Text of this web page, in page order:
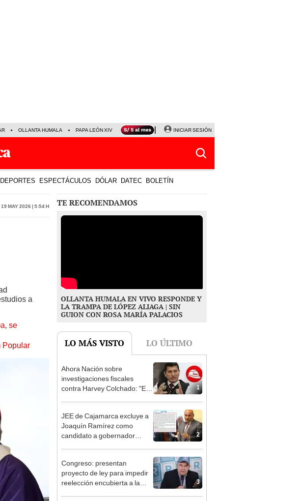
OLLANTA HUMALA PAPA LEÓN XIV NALDY SALDAÑA LA BELLA LUZ
INICIAR SESIÓN
DEPORTES ESPECTÁCULOS DÓLAR DATEC BOLETÍN
19 May 2026 | 5:54 h
a
se
Popular
TE RECOMENDAMOS
OLLANTA HUMALA EN VIVO RESPONDE Y
LA TRAMPA DE LÓPEZ ALIAGA | SIN
GUION CON ROSA MARÍA PALACIOS
LO MÁS VISTO LO ÚLTIMO
1
Ahora Nación sobre
investigaciones fiscales
contra Harvey Colchado: "El
2
JEE de Cajamarca excluye a
Joaquín Ramírez como
candidato a gobernador
3
Congreso: presentan
proyecto de ley para impedir
reelección encubierta a la